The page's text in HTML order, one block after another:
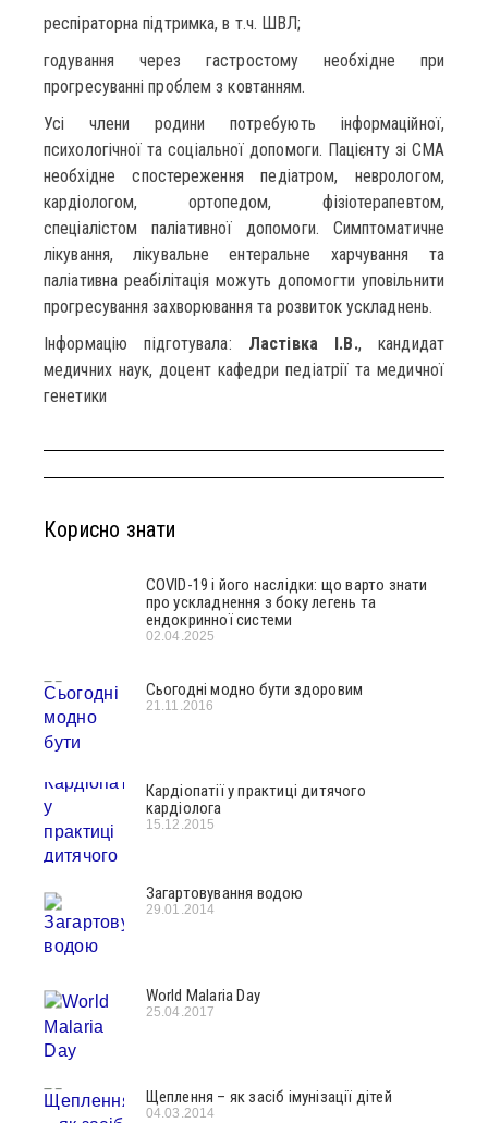
респіраторна підтримка, в т.ч. ШВЛ;
годування через гастростому необхідне при
прогресуванні проблем з ковтанням.
Усі члени родини потребують інформаційної,
психологічної та соціальної допомоги. Пацієнту зі СМА
необхідне спостереження педіатром, неврологом,
кардіологом, ортопедом, фізіотерапевтом,
спеціалістом паліативної допомоги. Симптоматичне
лікування, лікувальне ентеральне харчування та
паліативна реабілітація можуть допомогти уповільнити
прогресування захворювання та розвиток ускладнень.
Інформацію підготувала: Ластівка І.В., кандидат
медичних наук, доцент кафедри педіатрії та медичної
генетики
Корисно знати
COVID-19 і його наслідки: що варто знати
про ускладнення з боку легень та
ендокринної системи
02.04.2025
Сьогодні модно бути здоровим
21.11.2016
Кардіопатії у практиці дитячого
кардіолога
15.12.2015
Загартовування водою
29.01.2014
World Malaria Day
25.04.2017
Щеплення – як засіб імунізації дітей
04.03.2014